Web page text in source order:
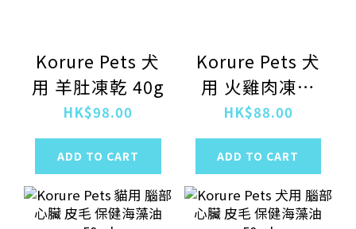
Korure Pets 犬
用 羊肚凍乾 40g
HK$98.00
ADD TO CART
Korure Pets 犬
用 火雞肉凍乾
50g
HK$88.00
ADD TO CART